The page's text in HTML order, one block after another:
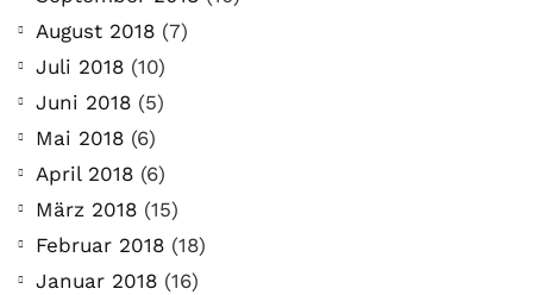
August 2018 (7)
Juli 2018 (10)
Juni 2018 (5)
Mai 2018 (6)
April 2018 (6)
März 2018 (15)
Februar 2018 (18)
Januar 2018 (16)